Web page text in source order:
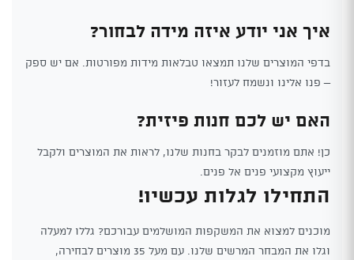
איך אני יודע איזה מידה לבחור?
בדפי המוצרים שלנו תמצאו טבלאות מידות מפורטות. אם יש ספק
– פנו אלינו ונשמח לעזור!
האם יש לכם חנות פיזית?
כן! אתם מוזמנים לבקר בחנות שלנו, לראות את המוצרים ולקבל
ייעוץ מקצועי פנים אל פנים.
התחילו לגלות עכשיו!
מוכנים למצוא את המשקפות המושלמים עבורכם? גללו למעלה
וגלו את המבחר המרשים שלנו. עם מעל 35 מוצרים לבחירה,